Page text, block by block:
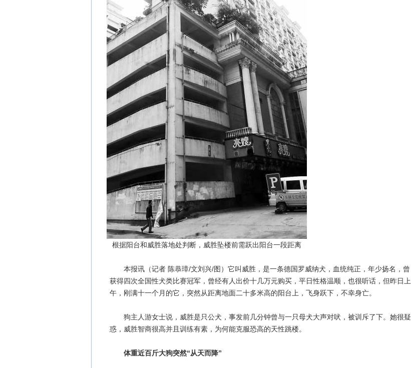
根据阳台和威胜落地处判断，威胜坠楼前需跃出阳台一段距离
本报讯（记者 陈恭璋/文刘兴/图）它叫威胜，是一条德国罗威纳犬，血统纯正，年少扬名，曾
获得四次全国性犬类比赛冠军，曾经有人出价十几万元购买，平日性格温顺，也很听话，但昨日上
午，刚满十一个月的它，突然从距离地面二十多米高的阳台上，飞身跃下，不幸身亡。
狗主人游女士说，威胜是只公犬，事发前几分钟曾与一只母犬大声对吠，被训斥了下。她很疑
惑，威胜智商很高并且训练有素，为何能克服恐高的天性跳楼。
体重近百斤大狗突然“从天而降”